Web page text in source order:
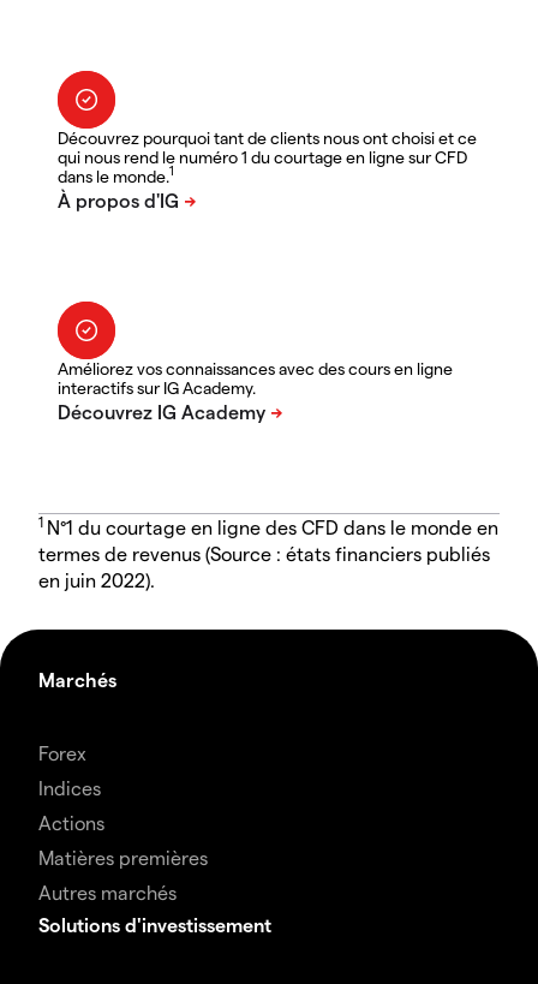
Découvrez pourquoi tant de clients nous ont choisi et ce
qui nous rend le numéro 1 du courtage en ligne sur CFD
dans le monde.1
Améliorez vos connaissances avec des cours en ligne
interactifs sur IG Academy.
1 N°1 du courtage en ligne des CFD dans le monde en
termes de revenus (Source : états financiers publiés
en juin 2022).
Marchés
Forex
Indices
Actions
Matières premières
Autres marchés
Solutions d'investissement